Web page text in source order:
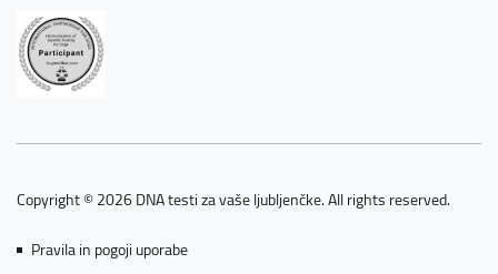
Copyright © 2026 DNA testi za vaše ljubljenčke. All rights reserved.
Pravila in pogoji uporabe